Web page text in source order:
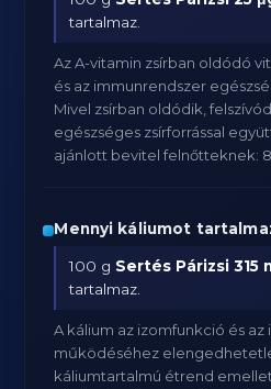
tartalmaz.
Az A-vitamin zsírban oldódó
és az immunrendszer
Mivel zsírban oldódik,
egészséges zsírforrással
ajánlott bevitel felnőtteknek:
Mennyi káliumot
100 g Sertés Párizsi 315
tartalmaz.
A kálium az izomfunkció és
működéséhez
káliumtartalmú étrend